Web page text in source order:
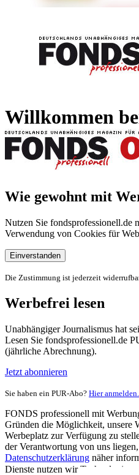
Willkommen
Wie gewohnt mit
Nutzen Sie fondsprofessionell.de
Verwendung von Cookies für
Einverstanden
Die Zustimmung ist jederzeit
Werbefrei lesen
Unabhängiger Journalismus hat
Lesen Sie fondsprofessionell.de
(jährliche Abrechnung).
Jetzt abonnieren
Sie haben ein PUR-Abo? Hier anmelden.
FONDS professionell mit
Gründen die Möglichkeit, unsere
Werbeplatz zur Verfügung zu
der Verantwortung von uns
Datenschutzerklärung näher
Dienste nutzen wir Technologien